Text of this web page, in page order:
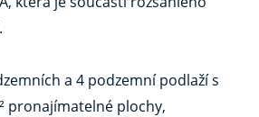
a 4 podzemní podlaží s
pronajímatelné plochy,